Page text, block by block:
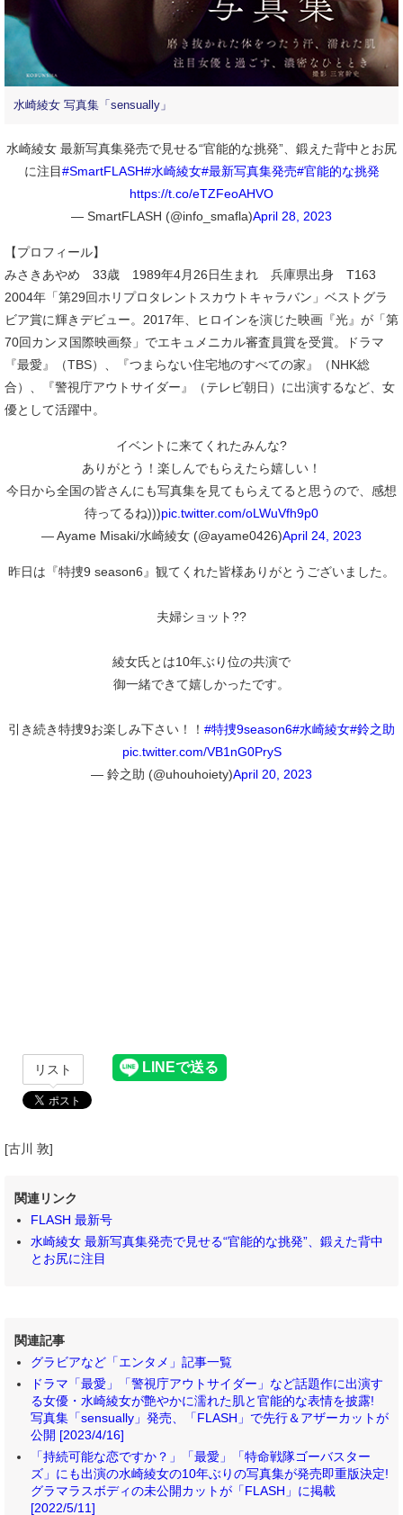
水崎綾女 写真集「sensually」
水崎綾女 最新写真集発売で見せる“官能的な挑発”、鍛えた背中とお尻
に注目#SmartFLASH#水崎綾女#最新写真集発売#官能的な挑発
https://t.co/eTZFeoAHVO
— SmartFLASH (@info_smafla)April 28, 2023
【プロフィール】
みさきあやめ 33歳 1989年4月26日生まれ 兵庫県出身 T163
2004年「第29回ホリプロタレントスカウトキャラバン」ベストグラ
ビア賞に輝きデビュー。2017年、ヒロインを演じた映画『光』が「第
70回カンヌ国際映画祭」でエキュメニカル審査員賞を受賞。ドラマ
『最愛』（TBS）、『つまらない住宅地のすべての家』（NHK総
合）、『警視庁アウトサイダー』（テレビ朝日）に出演するなど、女
優として活躍中。
イベントに来てくれたみんな?
ありがとう！楽しんでもらえたら嬉しい！
今日から全国の皆さんにも写真集を見てもらえてると思うので、感想
待ってるね)))pic.twitter.com/oLWuVfh9p0
— Ayame Misaki/水崎綾女 (@ayame0426)April 24, 2023
昨日は『特捜9 season6』観てくれた皆様ありがとうございました。
夫婦ショット??
綾女氏とは10年ぶり位の共演で
御一緒できて嬉しかったです。
引き続き特捜9お楽しみ下さい！！ #特捜9season6#水崎綾女#鈴之助
pic.twitter.com/VB1nG0PryS
— 鈴之助 (@uhouhoiety)April 20, 2023
リスト
[古川 敦]
関連リンク
FLASH 最新号
水崎綾女 最新写真集発売で見せる“官能的な挑発”、鍛えた背中
とお尻に注目
関連記事
グラビアなど「エンタメ」記事一覧
ドラマ「最愛」「警視庁アウトサイダー」など話題作に出演す
る女優・水崎綾女が艶やかに濡れた肌と官能的な表情を披露!
写真集「sensually」発売、「FLASH」で先行＆アザーカットが
公開 [2023/4/16]
「持続可能な恋ですか？」「最愛」「特命戦隊ゴーバスター
ズ」にも出演の水崎綾女の10年ぶりの写真集が発売即重版決定!
グラマラスボディの未公開カットが「FLASH」に掲載
[2022/5/11]